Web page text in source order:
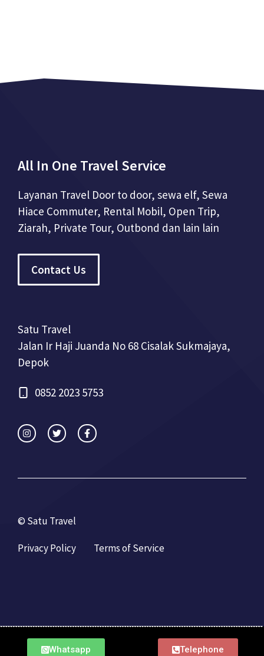
All In One Travel Service
Layanan Travel Door to door, sewa elf, Sewa
Hiace Commuter, Rental Mobil, Open Trip,
Ziarah, Private Tour, Outbond dan lain lain
Contact Us
Satu Travel
Jalan Ir Haji Juanda No 68 Cisalak Sukmajaya,
Depok
0852 2023 5753
© Satu Travel
Privacy Policy Terms of Service
Whatsapp Telephone